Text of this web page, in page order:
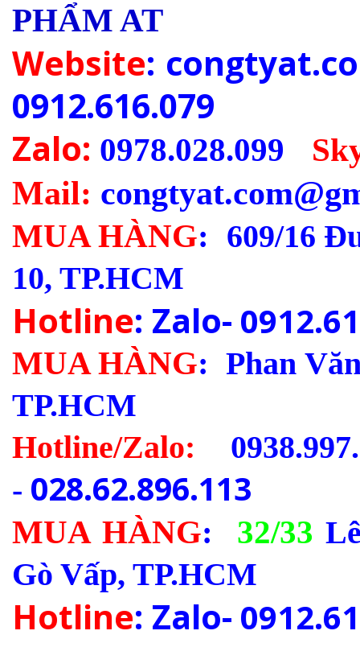
PHẨM AT
Website:
0912.616.079
Zalo: 0978.028.099
Mail:
MUA HÀNG: 609/16
10, TP.HCM
Hotline: Zalo-
MUA HÀNG: Phan
TP.HCM
Hotline/Zalo:
- 028.62.896.113
MUA HÀNG: 32/33
Gò Vấp, TP.HCM
Hotline: Zalo-